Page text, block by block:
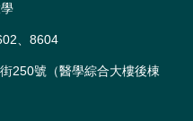
、8604
250號（醫學綜合大樓後棟